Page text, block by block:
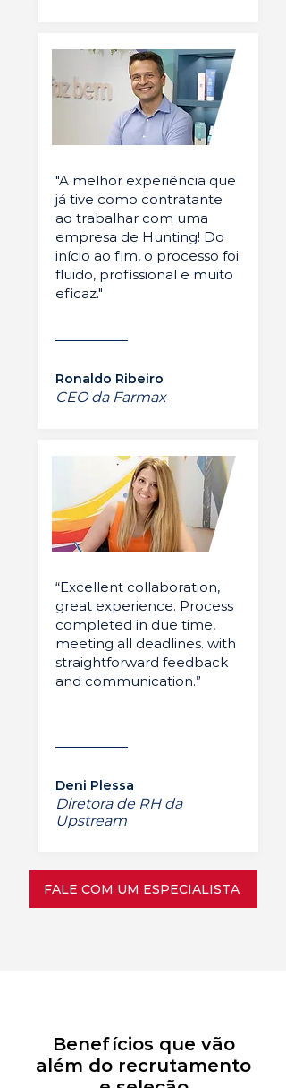
"A melhor experiência que
já tive como contratante
ao trabalhar com uma
empresa de Hunting! Do
início ao fim, o processo foi
fluido, profissional e muito
eficaz."
Ronaldo Ribeiro
CEO da Farmax
“Excellent collaboration,
great experience. Process
completed in due time,
meeting all deadlines. with
straightforward feedback
and communication.”
Deni Plessa
Diretora de RH da
Upstream
FALE COM UM ESPECIALISTA
Benefícios que vão
além do recrutamento